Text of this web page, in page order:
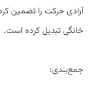
آزادی حرکت را تضمین
خانگی تبدیل کرده است.
جمع‌بندی: